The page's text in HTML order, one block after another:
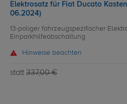
Elektrosatz für Fiat Ducato
06.2024)
13-poliger fahrzeugspezifischer
Einparkhilfeabschaltung
Hinweise beachten
statt 337,00 €